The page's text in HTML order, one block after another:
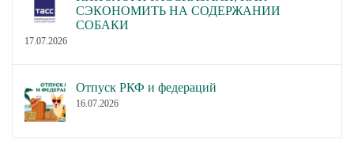
СЭКОНОМИТЬ НА СОДЕРЖАНИИ
СОБАКИ
17.07.2026
Отпуск РКФ и федераций
16.07.2026